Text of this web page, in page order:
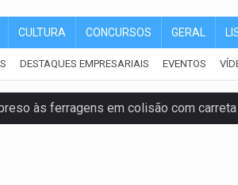
CULTURA CONCURSOS GERAL
DESTAQUES EMPRESARIAIS EVENTOS
às ferragens em colisão com carreta